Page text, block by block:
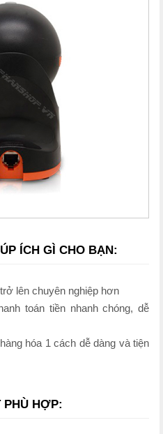
ÍCH GÌ CHO BẠN:
lên chuyên nghiệp hơn
toán tiền nhanh chóng, dễ
hóa 1 cách dễ dàng và tiện
PHÙ HỢP: